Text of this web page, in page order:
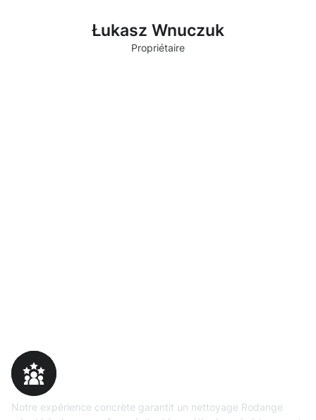
Notre expérience concrète garantit un nettoyage Rodange
Łukasz Wnuczuk
Propriétaire